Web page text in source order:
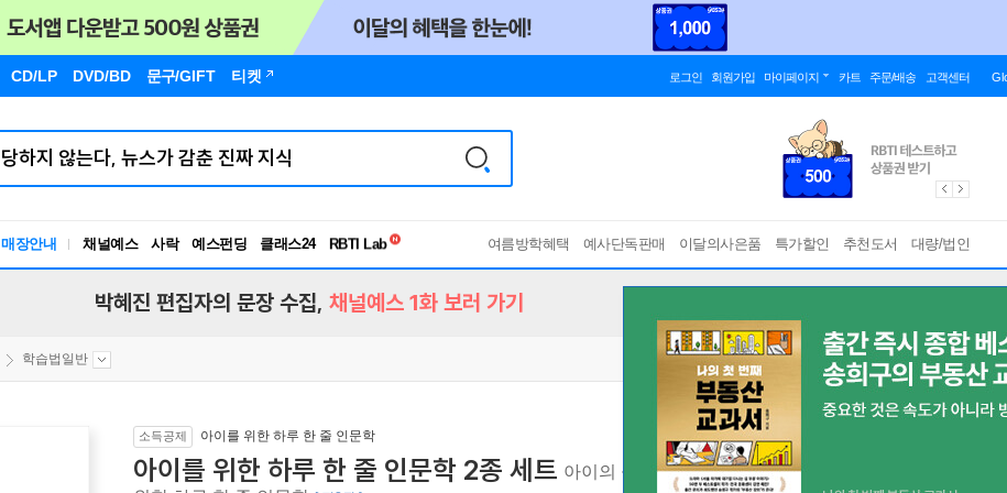
CD/LP DVD/BD 문구/GIFT 티켓 로그인 회원가입 마이페이지 카트 주문/배송 고객센터
매장안내 채널예스 사락 예스펀딩 클래스24
RBTI Lab
독서유형검사
여름방학혜택 예사단독판매 이달의사은품 특가할인 추천도서 대량/법인
박혜진 편집자의 문장 수집, 채널예스 1화 보러 가기
학습법일반
소득공제 아이를 위한 하루 한 줄 인문학
아이를 위한 하루 한 줄 인문학 2종 세트 아이의 공부 태도가 바뀌는 하루 한 줄 인문학/아이를